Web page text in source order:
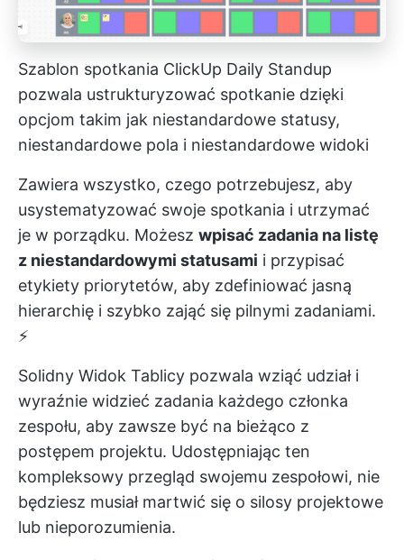
Szablon spotkania ClickUp Daily Standup
pozwala ustrukturyzować spotkanie dzięki
opcjom takim jak niestandardowe statusy,
niestandardowe pola i niestandardowe widoki
Zawiera wszystko, czego potrzebujesz, aby
usystematyzować swoje spotkania i utrzymać
je w porządku. Możesz wpisać zadania na listę
z niestandardowymi statusami i przypisać
etykiety priorytetów, aby zdefiniować jasną
hierarchię i szybko zająć się pilnymi zadaniami.
⚡
Solidny Widok Tablicy pozwala wziąć udziałi
wyraźnie widzieć zadania każdego członka
zespołu, aby zawsze być na bieżąco z
postępem projektu. Udostępniając ten
kompleksowy przegląd swojemu zespołowi, nie
będziesz musiał martwić się o silosy projektowe
lub nieporozumienia.